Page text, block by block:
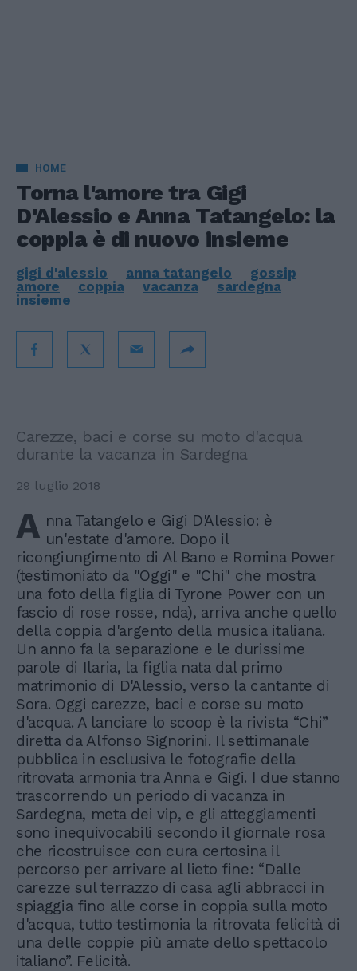
HOME
Torna l'amore tra Gigi
D'Alessio e Anna Tatangelo: la
coppia è di nuovo insieme
gigi d'alessio anna tatangelo
gossip
amore
coppia vacanza
sardegna
insieme
Carezze, baci e corse su moto d'acqua
durante la vacanza in Sardegna
29 luglio 2018
A nna Tatangelo e Gigi D'Alessio: è
un'estate d'amore. Dopo il
ricongiungimento di Al Bano e Romina Power
(testimoniato da "Oggi" e "Chi" che mostra
una foto della figlia di Tyrone Power con un
fascio di rose rosse, nda), arriva anche quello
della coppia d'argento della musica italiana.
Un anno fa la separazione e le durissime
parole di Ilaria, la figlia nata dal primo
matrimonio di D'Alessio, verso la cantante di
Sora. Oggi carezze, baci e corse su moto
d'acqua. A lanciare lo scoop è la rivista “Chi”
diretta da Alfonso Signorini. Il settimanale
pubblica in esclusiva le fotografie della
ritrovata armonia tra Anna e Gigi. I due stanno
trascorrendo un periodo di vacanza in
Sardegna, meta dei vip, e gli atteggiamenti
sono inequivocabili secondo il giornale rosa
che ricostruisce con cura certosina il
percorso per arrivare al lieto fine: “Dalle
carezze sul terrazzo di casa agli abbracci in
spiaggia fino alle corse in coppia sulla moto
d'acqua, tutto testimonia la ritrovata felicità di
una delle coppie più amate dello spettacolo
italiano”. Felicità.